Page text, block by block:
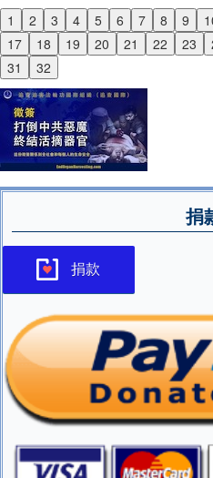
1 2 3 4 5 6 7 8 9
17
18 19 20 21 22 23
31
32
Previous
Next
捐
捐款